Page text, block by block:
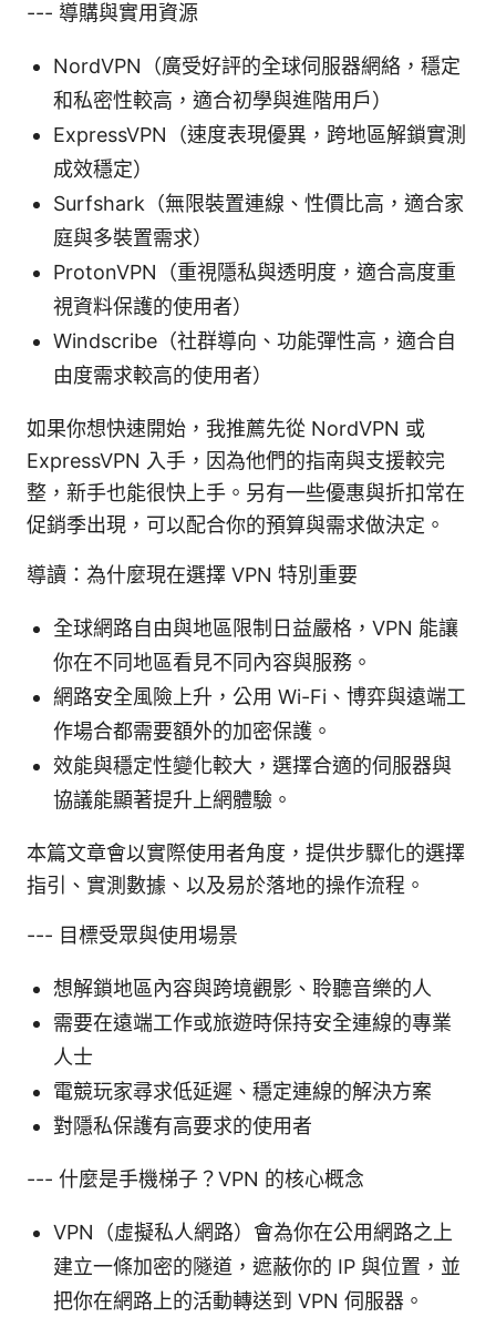
--- 導購與實用資源
NordVPN（廣受好評的全球伺服器網絡，穩定
和私密性較高，適合初學與進階用戶）
ExpressVPN（速度表現優異，跨地區解鎖實測
成效穩定）
Surfshark（無限裝置連線、性價比高，適合家
庭與多裝置需求）
ProtonVPN（重視隱私與透明度，適合高度重
視資料保護的使用者）
Windscribe（社群導向、功能彈性高，適合自
由度需求較高的使用者）
如果你想快速開始，我推薦先從 NordVPN 或
ExpressVPN 入手，因為他們的指南與支援較完
整，新手也能很快上手。另有一些優惠與折扣常在
促銷季出現，可以配合你的預算與需求做決定。
導讀：為什麼現在選擇 VPN 特別重要
全球網路自由與地區限制日益嚴格，VPN 能讓
你在不同地區看見不同內容與服務。
網路安全風險上升，公用 Wi-Fi、博弈與遠端工
作場合都需要額外的加密保護。
效能與穩定性變化較大，選擇合適的伺服器與
協議能顯著提升上網體驗。
本篇文章會以實際使用者角度，提供步驟化的選擇
指引、實測數據、以及易於落地的操作流程。
--- 目標受眾與使用場景
想解鎖地區內容與跨境觀影、聆聽音樂的人
需要在遠端工作或旅遊時保持安全連線的專業
人士
電競玩家尋求低延遲、穩定連線的解決方案
對隱私保護有高要求的使用者
--- 什麼是手機梯子？VPN 的核心概念
VPN（虛擬私人網路）會為你在公用網路之上
建立一條加密的隧道，遮蔽你的 IP 與位置，並
把你在網路上的活動轉送到 VPN 伺服器。